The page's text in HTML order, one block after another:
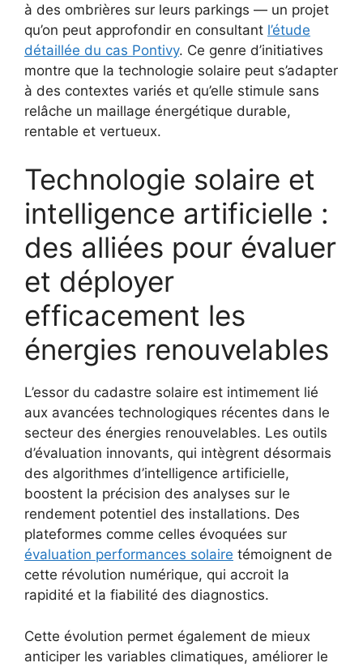
à des ombrières sur leurs parkings — un projet
qu’on peut approfondir en consultant l’étude
détaillée du cas Pontivy. Ce genre d’initiatives
montre que la technologie solaire peut s’adapter
à des contextes variés et qu’elle stimule sans
relâche un maillage énergétique durable,
rentable et vertueux.
Technologie solaire et
intelligence artificielle :
des alliées pour évaluer
et déployer
efficacement les
énergies renouvelables
L’essor du cadastre solaire est intimement lié
aux avancées technologiques récentes dans le
secteur des énergies renouvelables. Les outils
d’évaluation innovants, qui intègrent désormais
des algorithmes d’intelligence artificielle,
boostent la précision des analyses sur le
rendement potentiel des installations. Des
plateformes comme celles évoquées sur
évaluation performances solaire témoignent de
cette révolution numérique, qui accroit la
rapidité et la fiabilité des diagnostics.
Cette évolution permet également de mieux
anticiper les variables climatiques, améliorer le